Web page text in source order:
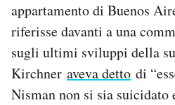
appartamento di Buenos
riferisse davanti a una
sugli ultimi sviluppi della
Kirchner aveva detto di
Nisman non si sia suicidato